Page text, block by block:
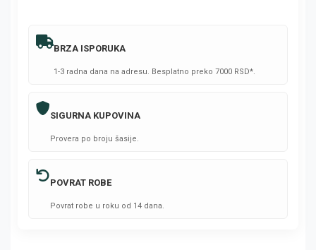
BRZA ISPORUKA
1-3 radna dana na adresu. Besplatno preko 7000 RSD*.
SIGURNA KUPOVINA
Provera po broju šasije.
POVRAT ROBE
Povrat robe u roku od 14 dana.